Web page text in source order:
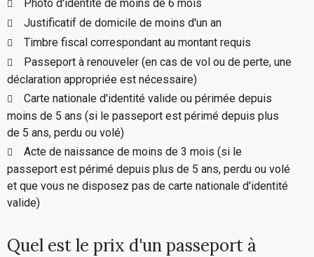
Photo d'identité de moins de 6 mois
Justificatif de domicile de moins d'un an
Timbre fiscal correspondant au montant requis
Passeport à renouveler (en cas de vol ou de perte, une
déclaration appropriée est nécessaire)
Carte nationale d'identité valide ou périmée depuis
moins de 5 ans (si le passeport est périmé depuis plus
de 5 ans, perdu ou volé)
Acte de naissance de moins de 3 mois (si le
passeport est périmé depuis plus de 5 ans, perdu ou volé
et que vous ne disposez pas de carte nationale d'identité
valide)
Quel est le prix d'un passeport à